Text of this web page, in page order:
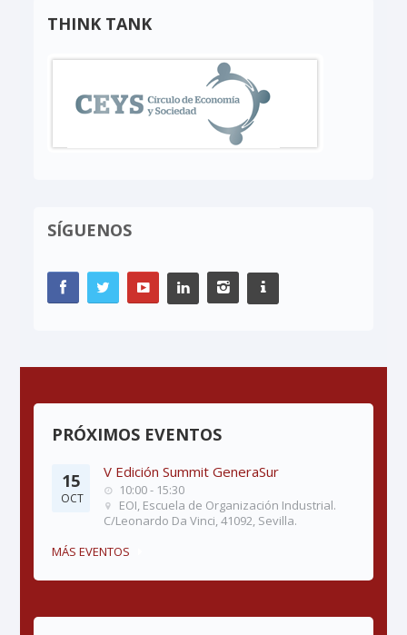
THINK TANK
SÍGUENOS
PRÓXIMOS EVENTOS
15
OCT
V Edición Summit GeneraSur
10:00 - 15:30
EOI, Escuela de Organización Industrial.
C/Leonardo Da Vinci, 41092, Sevilla.
MÁS EVENTOS